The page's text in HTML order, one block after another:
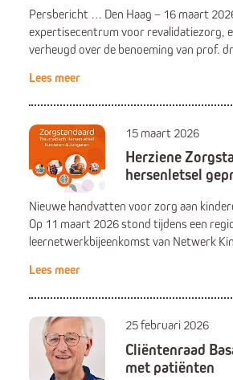
Persbericht … Den Haag – 16 maart
expertisecentrum voor revalidatiezorg,
verheugd over de benoeming van prof.
Lees meer
15 maart 2026
Herziene
hersenletsel
Nieuwe handvatten voor zorg aan
Op 11 maart 2026 stond tijdens een
leernetwerkbijeenkomst van Netwerk
Lees meer
25 februari 2026
Cliëntenraad
met patiënten